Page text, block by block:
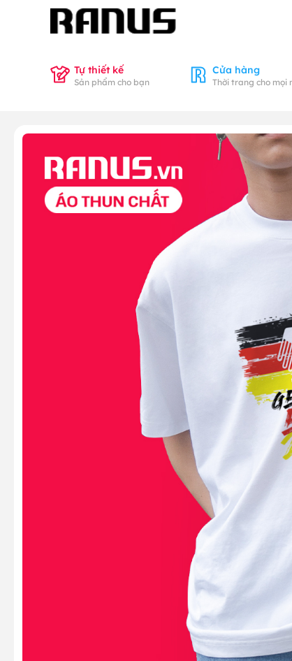
Tự thiết kế
Sản phẩm cho bạn
Cửa hàng
Thời trang cho mọi